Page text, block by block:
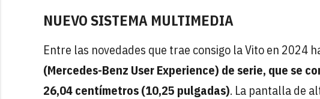
NUEVO SISTEMA MULTIMEDIA
Entre las novedades que trae consigo la Vito en 2024
(Mercedes-Benz User Experience) de serie, que se
26,04 centímetros (10,25 pulgadas). La pantalla de